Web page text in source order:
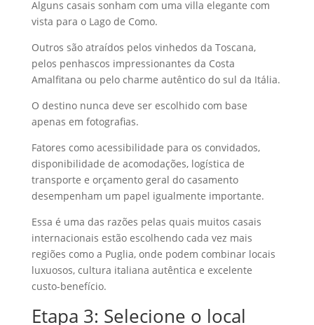
Alguns casais sonham com uma villa elegante com
vista para o Lago de Como.
Outros são atraídos pelos vinhedos da Toscana,
pelos penhascos impressionantes da Costa
Amalfitana ou pelo charme autêntico do sul da Itália.
O destino nunca deve ser escolhido com base
apenas em fotografias.
Fatores como acessibilidade para os convidados,
disponibilidade de acomodações, logística de
transporte e orçamento geral do casamento
desempenham um papel igualmente importante.
Essa é uma das razões pelas quais muitos casais
internacionais estão escolhendo cada vez mais
regiões como a Puglia, onde podem combinar locais
luxuosos, cultura italiana autêntica e excelente
custo-benefício.
Etapa 3: Selecione o local